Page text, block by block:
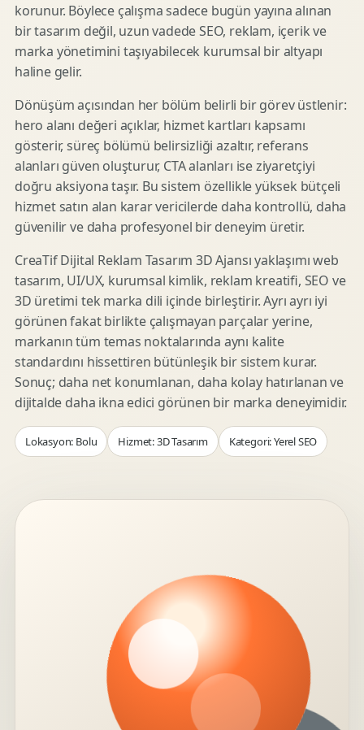
korunur. Böylece çalışma sadece bugün yayına alınan
bir tasarım değil, uzun vadede SEO, reklam, içerik ve
marka yönetimini taşıyabilecek kurumsal bir altyapı
haline gelir.
Dönüşüm açısından her bölüm belirli bir görev üstlenir:
hero alanı değeri açıklar, hizmet kartları kapsamı
gösterir, süreç bölümü belirsizliği azaltır, referans
alanları güven oluşturur, CTA alanları ise ziyaretçiyi
doğru aksiyona taşır. Bu sistem özellikle yüksek bütçeli
hizmet satın alan karar vericilerde daha kontrollü, daha
güvenilir ve daha profesyonel bir deneyim üretir.
CreaTif Dijital Reklam Tasarım 3D Ajansı yaklaşımı web
tasarım, UI/UX, kurumsal kimlik, reklam kreatifi, SEO ve
3D üretimi tek marka dili içinde birleştirir. Ayrı ayrı iyi
görünen fakat birlikte çalışmayan parçalar yerine,
markanın tüm temas noktalarında aynı kalite
standardını hissettiren bütünleşik bir sistem kurar.
Sonuç; daha net konumlanan, daha kolay hatırlanan ve
dijitalde daha ikna edici görünen bir marka deneyimidir.
Lokasyon: Bolu Hizmet: 3D Tasarım Kategori: Yerel SEO